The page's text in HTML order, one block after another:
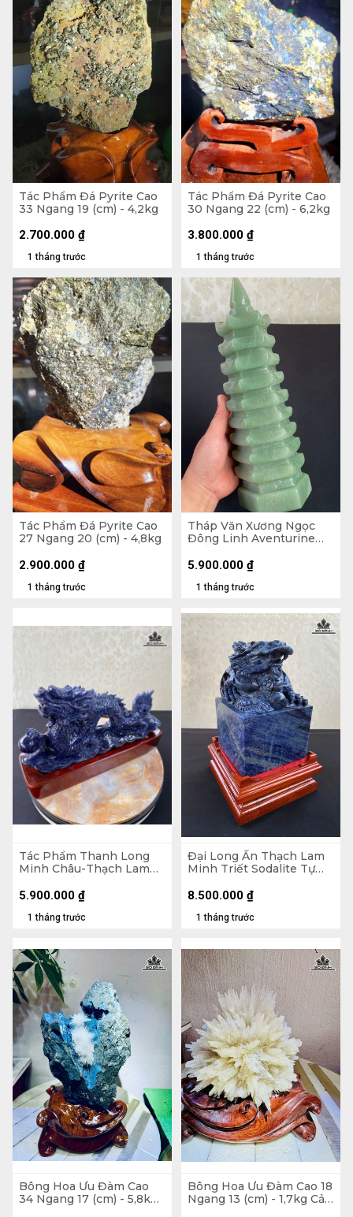
Tác Phẩm Đá Pyrite Cao
33 Ngang 19 (cm) - 4,2kg
1 tháng trước
2.700.000 ₫
Tác Phẩm Đá Pyrite Cao
30 Ngang 22 (cm) - 6,2kg
1 tháng trước
3.800.000 ₫
Tác Phẩm Đá Pyrite Cao
27 Ngang 20 (cm) - 4,8kg
1 tháng trước
2.900.000 ₫
Tháp Văn Xương Ngọc
Đông Linh Aventurine
Ngang 10,3 x Dày 9 (cm)
1 tháng trước
5.900.000 ₫
Tác Phẩm Thanh Long
Minh Châu-Thạch Lam
Minh Triết Sodalite Tự
Nhiên - Tượng đá 3,35kg
35,5x17x9 (cm ) - Riêng
Đế đế 4,75kg 21,5x35x12
1 tháng trước
5.900.000 ₫
Đại Long Ấn Thạch Lam
Minh Triết Sodalite Tự
1 tháng trước
8.500.000 ₫
Bông Hoa Ưu Đàm Cao
34 Ngang 17 (cm) - 5,8kg
Bông Hoa Ưu Đàm Cao 18
Ngang 13 (cm) - 1,7kg Cả